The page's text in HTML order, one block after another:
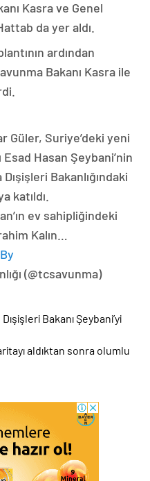
Kasra ve Genel
da yer aldı.
ardından
Bakanı Kasra ile
Güler, Suriye’deki yeni
Hasan Şeybani’nin
Bakanlığındaki
katıldı.
ev sahipliğindeki
Kalın…
(@tcsavunma)
Bakanı Şeybani’yi
aldıktan sonra olumlu